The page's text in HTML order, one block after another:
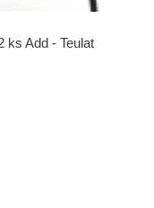
ks Add - Teulat